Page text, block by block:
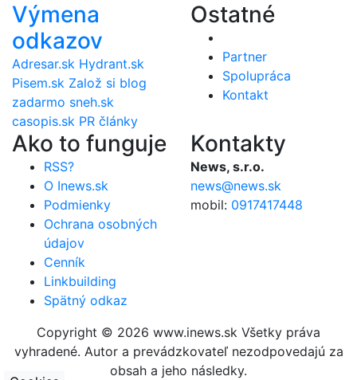
Výmena
odkazov
Adresar.sk Hydrant.sk
Pisem.sk Založ si blog
zadarmo sneh.sk
casopis.sk PR články
Ostatné
Partner
Spolupráca
Kontakt
Ako to funguje
RSS?
O Inews.sk
Podmienky
Ochrana osobných
údajov
Cenník
Linkbuilding
Spätný odkaz
Kontakty
News, s.r.o.
news@news.sk
mobil: 0917417448
Copyright © 2026 www.inews.sk Všetky práva
vyhradené. Autor a prevádzkovateľ nezodpovedajú za
obsah a jeho následky.